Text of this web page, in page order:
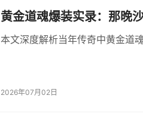
黄金道魂爆装实录：那晚
本文深度解析当年传奇中黄金道
2026年07月02日